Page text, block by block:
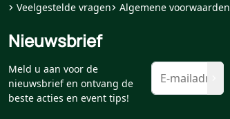
Veelgestelde vragen Algemene voorwaarden
Nieuwsbrief
Meld u aan voor de
nieuwsbrief en ontvang de
beste acties en event tips!